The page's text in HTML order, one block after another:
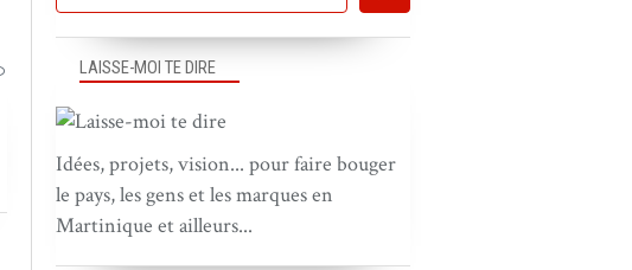
NOTRE ACTU
LAISSE-MOI TE DIRE
Idées, projets, vision... pour faire bouger
le pays, les gens et les marques en
Martinique et ailleurs...